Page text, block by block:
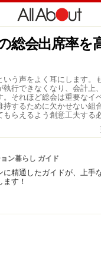
総会出席率を
う声をよく耳にします。
執行できなくなり、会計上
。それほど総会は重要なイ
持するために欠かせない組
もらえるよう創意工夫する
ン暮らし ガイド
に精通したガイドが、上手
ます！